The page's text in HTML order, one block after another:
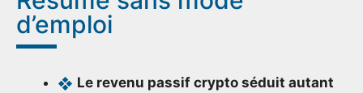
d’emploi
Le revenu passif crypto séduit autant